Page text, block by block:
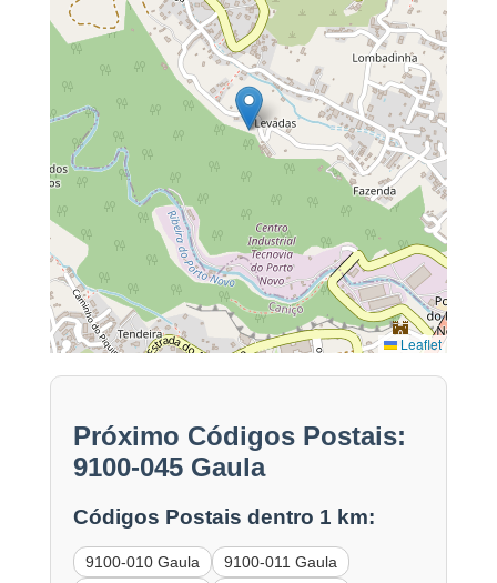
Leaflet
Próximo Códigos Postais:
9100-045 Gaula
Códigos Postais dentro 1 km:
9100-010 Gaula
9100-011 Gaula